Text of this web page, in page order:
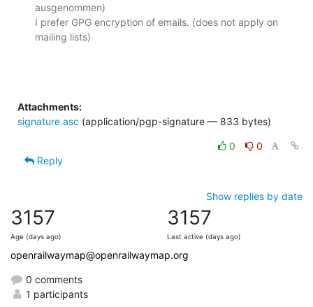
ausgenommen)
I prefer GPG encryption of emails. (does not apply on
mailing lists)
Attachments:
signature.asc (application/pgp-signature — 833 bytes)
0
0
Reply
Show replies by date
3157
Age (days ago)
3157
Last active (days ago)
openrailwaymap@openrailwaymap.org
0 comments
1 participants